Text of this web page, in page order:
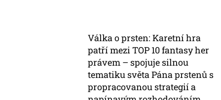
Válka o prsten: Karetní hra
patří mezi TOP 10 fantasy her
právem – spojuje silnou
tematiku světa Pána prstenů s
propracovanou strategií a